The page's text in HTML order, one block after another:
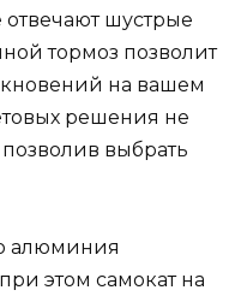
шустрые
тормоз позволит
на вашем
решения не
выбрать
алюминия
этом самокат на